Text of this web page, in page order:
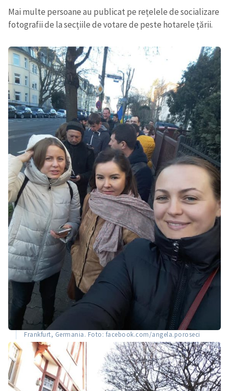
Mai multe persoane au publicat pe rețelele de socializare
fotografii de la secțiile de votare de peste hotarele țării.
Frankfurt, Germania. Foto: facebook.com/angela.poroseci